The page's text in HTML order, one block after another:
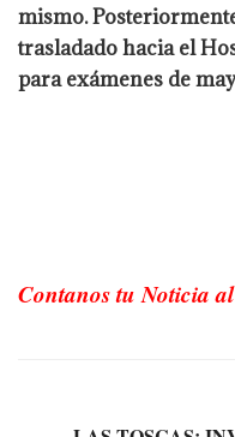
mismo.
trasladado hacia el
para exámenes de
Contanos tu Noticia